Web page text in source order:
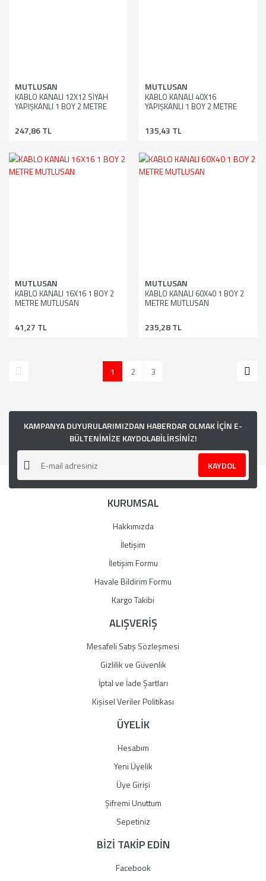
MUTLUSAN
KABLO KANALI 12X12 SİYAH
YAPIŞKANLI 1 BOY 2 METRE
247,86 TL
MUTLUSAN
KABLO KANALI 40X16
YAPIŞKANLI 1 BOY 2 METRE
135,43 TL
MUTLUSAN
KABLO KANALI 16X16 1 BOY 2
METRE MUTLUSAN
41,27 TL
MUTLUSAN
KABLO KANALI 60X40 1 BOY 2
METRE MUTLUSAN
235,28 TL
1 2 3
KAMPANYA DUYURULARIMIZDAN HABERDAR OLMAK İÇİN E-
BÜLTENİMİZE KAYDOLABİLİRSİNİZ!
KAYDOL
KURUMSAL
Hakkımızda
İletişim
İletişim Formu
Havale Bildirim Formu
Kargo Takibi
ALIŞVERİŞ
Mesafeli Satış Sözleşmesi
Gizlilik ve Güvenlik
İptal ve İade Şartları
Kişisel Veriler Politikası
ÜYELİK
Hesabım
Yeni Üyelik
Üye Girişi
Şifremi Unuttum
Sepetiniz
BİZİ TAKİP EDİN
Facebook